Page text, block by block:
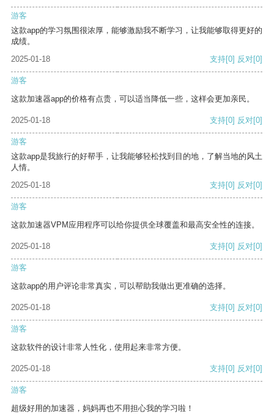
游客
这款app的学习氛围很浓厚，能够激励我不断学习，让我能够取得更好的
成绩。
2025-01-18
支持[0] 反对[0]
游客
这款加速器app的价格有点贵，可以适当降低一些，这样会更加亲民。
2025-01-18 支持[0] 反对[0]
游客
这款app是我旅行的好帮手，让我能够轻松找到目的地，了解当地的风土
人情。
2025-01-18
支持[0] 反对[0]
游客
这款加速器VPM应用程序可以给你提供全球覆盖和最高安全性的连接。
2025-01-18 支持[0] 反对[0]
游客
这款app的用户评论非常真实，可以帮助我做出更准确的选择。
2025-01-18 支持[0] 反对[0]
游客
这款软件的设计非常人性化，使用起来非常方便。
2025-01-18 支持[0] 反对[0]
游客
超级好用的加速器，妈妈再也不用担心我的学习啦！